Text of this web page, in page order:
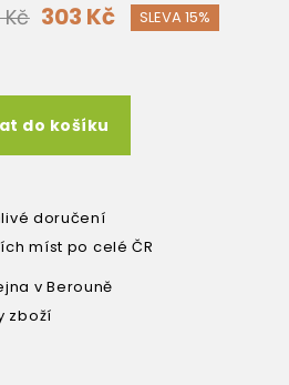
303 Kč SLEVA 15%
do košíku
doručení
míst po celé ČR
v Berouně
zboží